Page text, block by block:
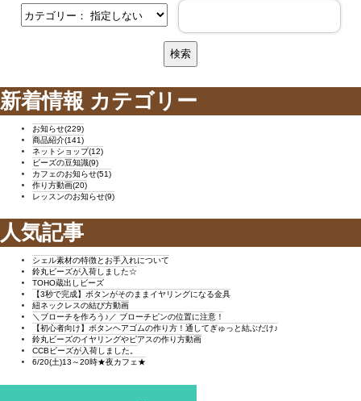
新着情報 カテゴリー
お知らせ(229)
商品紹介(141)
ネットショップ(12)
ビーズの豆知識(9)
カフェのお知らせ(51)
作り方動画(20)
レッスンのお知らせ(9)
人気記事
シェル素材の特徴とお手入れについて
鈴丸ビーズが入荷しました☆
TOHO蔵出しビーズ
【3秒で完成】ボタンがそのままイヤリングになる金具
紐ネックレスの結び方動画
＼ブローチを作ろう♪／ ブローチピンの位置に注意！
【初心者向け】ボタンヘアゴムの作り方！通してぎゅっと結ぶだけ♪
鈴丸ビーズのイヤリングやピアスの作り方動画
CCBビーズが入荷しました。
6/20(土)13～20時★夜カフェ★